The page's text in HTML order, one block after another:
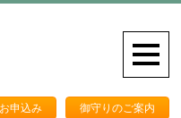
申込み 御守りのご案内